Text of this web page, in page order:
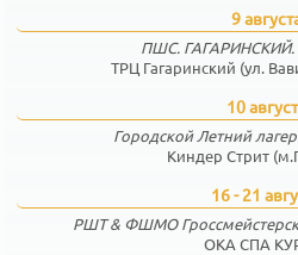
9
ПШС. ГАГАРИНСКИЙ.
ТРЦ Гагаринский (ул.
10
Городской Летний
Киндер Стрит
16 - 21
РШТ & ФШМО
ОКА СПА